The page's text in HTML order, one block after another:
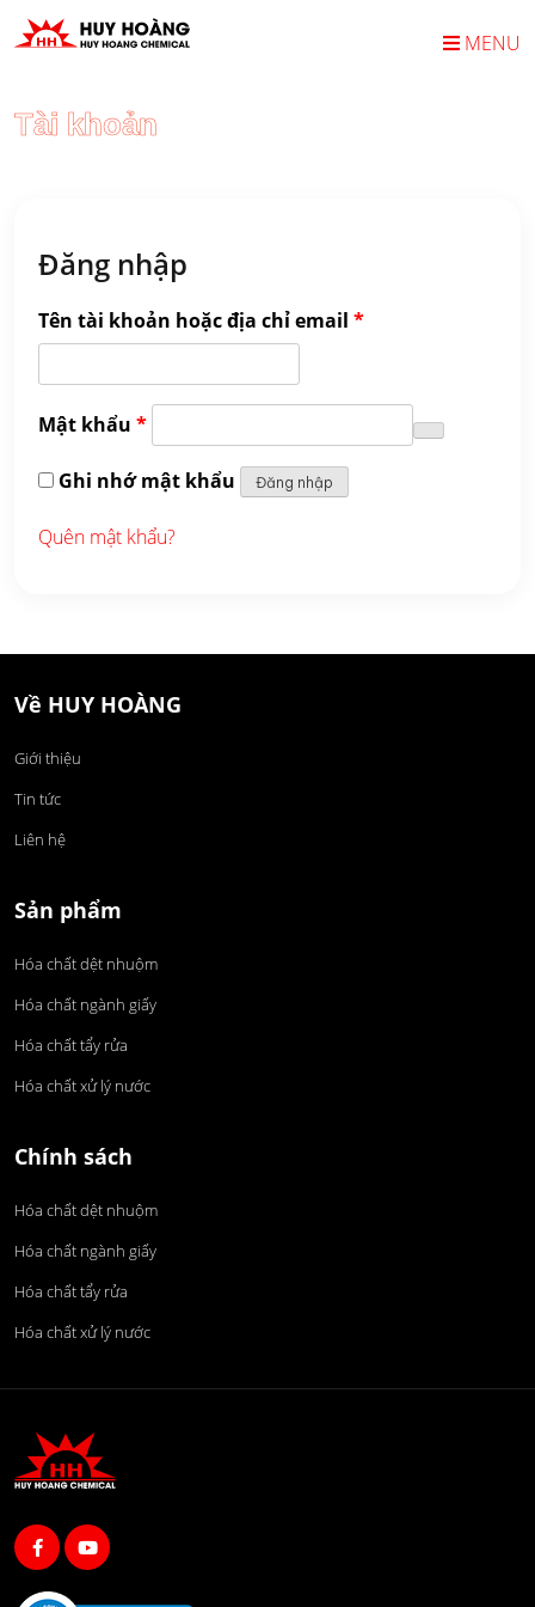
Skip
to
MENU
Tài khoản
Đăng nhập
Tên tài khoản hoặc địa chỉ email *Bắt
Mật khẩu *Bắt
buộc
Ghi nhớ mật khẩu
Đăng nhập
Quên mật khẩu?
Về HUY HOÀNG
Giới thiệu
Tin tức
Liên hệ
Sản phẩm
Hóa chất dệt nhuộm
Hóa chất ngành giấy
Hóa chất tẩy rửa
Hóa chất xử lý nước
Chính sách
Hóa chất dệt nhuộm
Hóa chất ngành giấy
Hóa chất tẩy rửa
Hóa chất xử lý nước